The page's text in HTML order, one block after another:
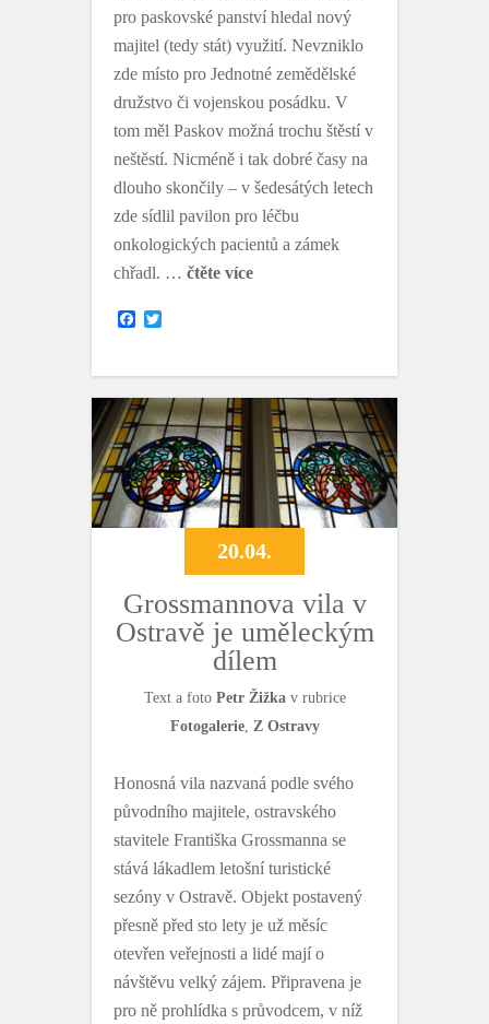
pro paskovské panství hledal nový
majitel (tedy stát) využití. Nevzniklo
zde místo pro Jednotné zemědělské
družstvo či vojenskou posádku. V
tom měl Paskov možná trochu štěstí v
neštěstí. Nicméně i tak dobré časy na
dlouho skončily – v šedesátých letech
zde sídlil pavilon pro léčbu
onkologických pacientů a zámek
chřadl. … čtěte více
F
o
o
k
e
r
20.04.
Grossmannova vila v
Ostravě je uměleckým
dílem
Text a foto Petr Žižka v rubrice
Fotogalerie, Z Ostravy
Honosná vila nazvaná podle svého
původního majitele, ostravského
stavitele Františka Grossmanna se
stává lákadlem letošní turistické
sezóny v Ostravě. Objekt postavený
přesně před sto lety je už měsíc
otevřen veřejnosti a lidé mají o
návštěvu velký zájem. Připravena je
pro ně prohlídka s průvodcem, v níž